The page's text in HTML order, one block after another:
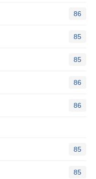
86
85
85
86
86
85
85